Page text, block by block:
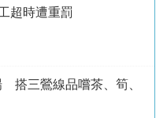
超時遭重罰
搭三鶯線品嚐茶、筍、